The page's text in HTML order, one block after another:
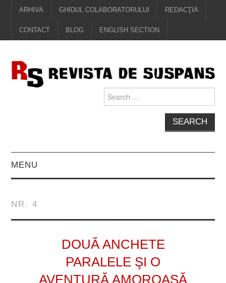
ARHIVA GHIDUL COLABORATORULUI REDACŢIA
CONTACT BLOG ENGLISH SECTION
for:
MENU
VIZIUNI ȘI SPECTRE
CONTRAPAGINI
NR. 4
DOUĂ ANCHETE
PARALELE ŞI O
AVENTURĂ AMOROASĂ